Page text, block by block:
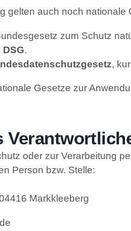
gelten auch noch nationale
zum Schutz
DSG.
,
Gesetze zur
oder zur Verarbeitung
Person bzw. Stelle:
Markkleeberg